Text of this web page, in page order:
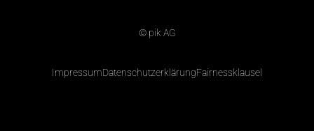
© pik AG
ImpressumDatenschutzerklärungFairnessklausel